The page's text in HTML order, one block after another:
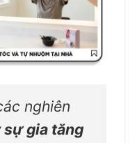
nghiên
gia tăng